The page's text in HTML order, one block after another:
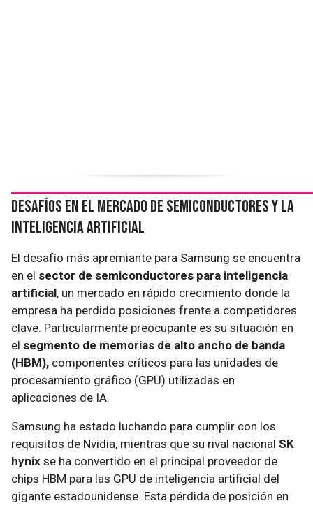
Desafíos en el Mercado de Semiconductores y la
Inteligencia Artificial
El desafío más apremiante para Samsung se encuentra
en el sector de semiconductores para inteligencia
artificial, un mercado en rápido crecimiento donde la
empresa ha perdido posiciones frente a competidores
clave. Particularmente preocupante es su situación en
el segmento de memorias de alto ancho de banda
(HBM), componentes críticos para las unidades de
procesamiento gráfico (GPU) utilizadas en
aplicaciones de IA.
Samsung ha estado luchando para cumplir con los
requisitos de Nvidia, mientras que su rival nacional SK
hynix se ha convertido en el principal proveedor de
chips HBM para las GPU de inteligencia artificial del
gigante estadounidense. Esta pérdida de posición en